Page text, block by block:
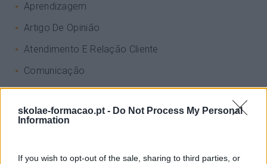
skolae-formacao.pt - Do Not Process My Personal
Information
If you wish to opt-out of the sale, sharing to third parties, or
Aprendizagem
Artigo De Opinião
Atendimento E Relação Cliente
Comunicação
Cultura
Desenvolvimento
Entrevista